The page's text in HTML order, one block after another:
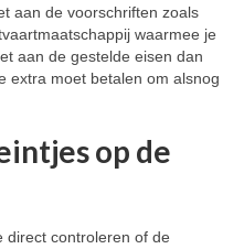
aan de voorschriften zoals
waarmee je
aan de gestelde eisen dan
extra moet betalen om alsnog
op de
direct controleren of de